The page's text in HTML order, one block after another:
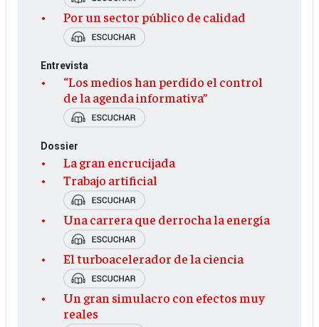
Por un sector público de calidad
Entrevista
“Los medios han perdido el control
de la agenda informativa”
Dossier
La gran encrucijada
Trabajo artificial
Una carrera que derrocha la energía
El turboacelerador de la ciencia
Un gran simulacro con efectos muy
reales